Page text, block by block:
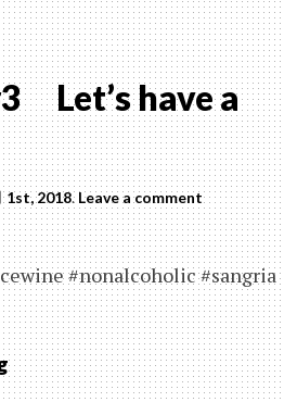
#4
Do
you
have
any
specials?
Let’s have a
1st, 2018. Leave a comment
#nonalcoholic #sangria
RICE
WINE